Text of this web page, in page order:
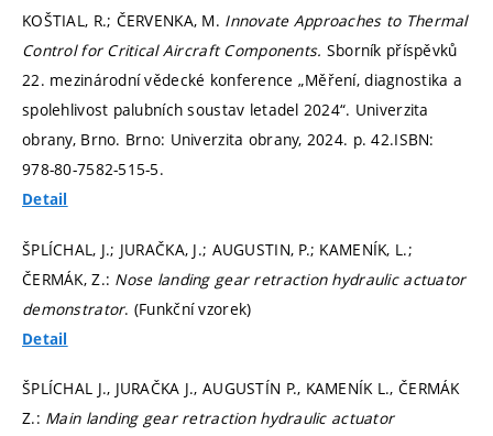
KOŠTIAL, R.; ČERVENKA, M. Innovate Approaches to Thermal
Control for Critical Aircraft Components. Sborník příspěvků
22. mezinárodní vědecké konference „Měření, diagnostika a
spolehlivost palubních soustav letadel 2024“. Univerzita
obrany, Brno. Brno: Univerzita obrany, 2024. p. 42.ISBN:
978-80-7582-515-5.
Detail
ŠPLÍCHAL, J.; JURAČKA, J.; AUGUSTIN, P.; KAMENÍK, L.;
ČERMÁK, Z.: Nose landing gear retraction hydraulic actuator
demonstrator. (Funkční vzorek)
Detail
ŠPLÍCHAL J., JURAČKA J., AUGUSTÍN P., KAMENÍK L., ČERMÁK
Z.: Main landing gear retraction hydraulic actuator